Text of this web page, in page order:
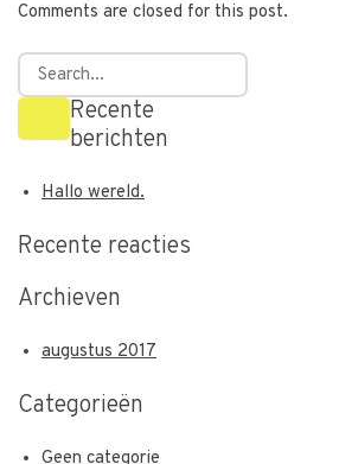
Comments are closed for this post.
Recente
berichten
Hallo wereld.
Recente reacties
Archieven
augustus 2017
Categorieën
Geen categorie